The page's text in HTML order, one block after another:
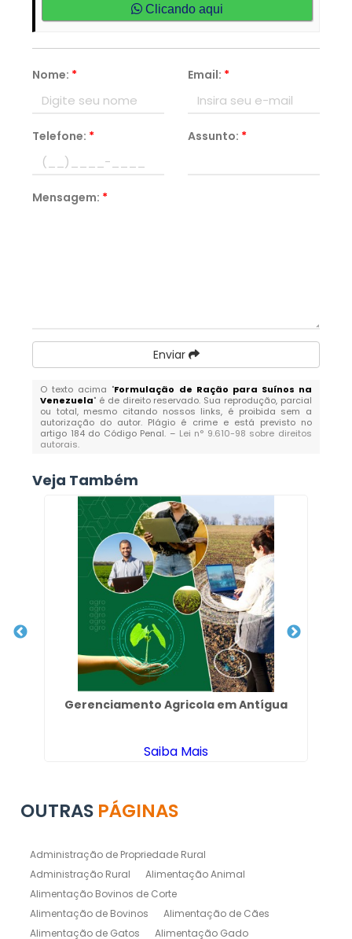
Clicando aqui
Nome: * Email: *
Telefone: * Assunto: *
Mensagem: *
Enviar
O texto acima "Formulação de Ração para Suínos na
Venezuela" é de direito reservado. Sua reprodução, parcial
ou total, mesmo citando nossos links, é proibida sem a
autorização do autor. Plágio é crime e está previsto no
artigo 184 do Código Penal. – Lei n° 9.610-98 sobre direitos
autorais.
Veja Também
Gerenciamento Agricola em Antígua
Saiba Mais
OUTRAS PÁGINAS
Administração de Propriedade Rural
Administração Rural
Alimentação Animal
Alimentação Bovinos de Corte
Alimentação de Bovinos
Alimentação de Cães
Alimentação de Gatos
Alimentação Gado